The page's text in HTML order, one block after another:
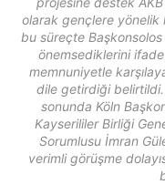
olarak gençlere yönelik
bu süreçte Başkonsolos
önemsediklerini
memnuniyetle
dile getirdiği
sonunda Köln
Kayserililer Birliği
Sorumlusu İmran
verimli görüşme